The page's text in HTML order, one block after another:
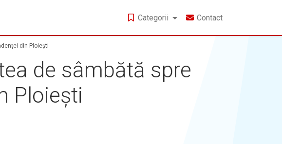
Categorii Contact
din Ploiești
de sâmbătă spre
Ploiești